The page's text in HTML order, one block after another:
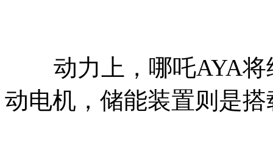
动力上，哪吒AYA将
动电机，储能装置则是